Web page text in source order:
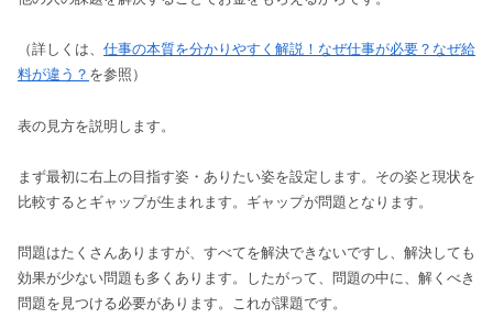
（詳しくは、 仕事の本質を分かりやすく解説！なぜ仕事が必要？なぜ給
料が違う？ を参照）
表の見方を説明します。
まず最初に右上の目指す姿・ありたい姿を設定します。その姿と現状を
比較するとギャップが生まれます。ギャップが問題となります。
問題はたくさんありますが、すべてを解決できないですし、解決しても
効果が少ない問題も多くあります。したがって、問題の中に、解くべき
問題を見つける必要があります。これが課題です。